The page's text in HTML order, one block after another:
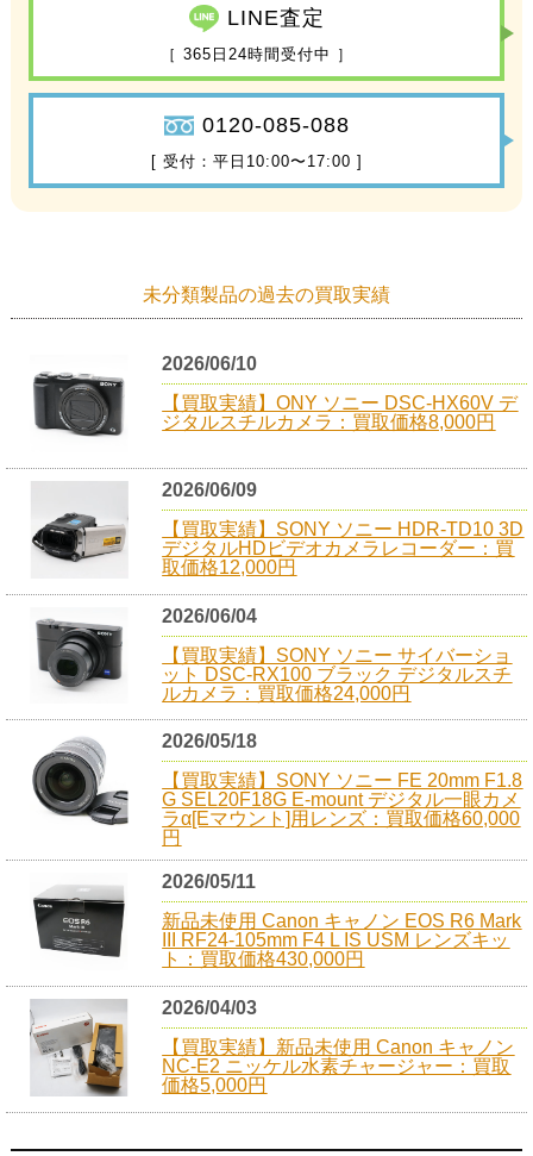
LINE査定
［ 365日24時間受付中 ］
0120-085-088
[ 受付：平日10:00〜17:00 ]
未分類製品の過去の買取実績
2026/06/10
【買取実績】ONY ソニー DSC-HX60V デ
ジタルスチルカメラ：買取価格8,000円
2026/06/09
【買取実績】SONY ソニー HDR-TD10 3D
デジタルHDビデオカメラレコーダー：買
取価格12,000円
2026/06/04
【買取実績】SONY ソニー サイバーショ
ット DSC-RX100 ブラック デジタルスチ
ルカメラ：買取価格24,000円
2026/05/18
【買取実績】SONY ソニー FE 20mm F1.8
G SEL20F18G E-mount デジタル一眼カメ
ラα[Eマウント]用レンズ：買取価格60,000
円
2026/05/11
新品未使用 Canon キャノン EOS R6 Mark
III RF24-105mm F4 L IS USM レンズキッ
ト：買取価格430,000円
2026/04/03
【買取実績】新品未使用 Canon キャノン
NC-E2 ニッケル水素チャージャー：買取
価格5,000円